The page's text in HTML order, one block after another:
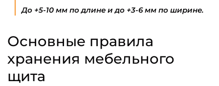
До +5-10 мм по длине и до +3-6 мм по ширине.
Основные правила
хранения мебельного
щита